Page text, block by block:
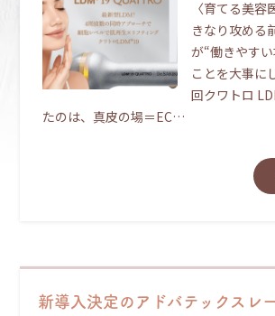
〈育てる美容
きなり攻める
が“働きやすい
ことを大事に
回クワトロ
たのは、真皮の場＝EC…
新導入決定のアドバテックス